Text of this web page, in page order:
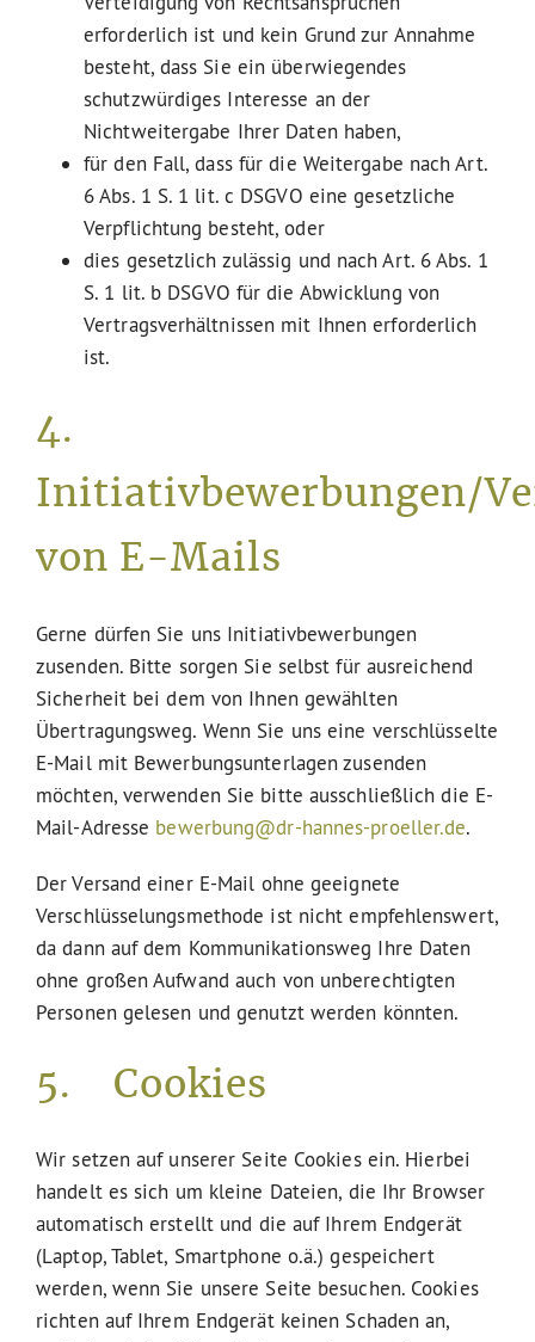
erforderlich ist und kein Grund zur Annahme
besteht, dass Sie ein überwiegendes
schutzwürdiges Interesse an der
Nichtweitergabe Ihrer Daten haben,
für den Fall, dass für die Weitergabe nach Art.
6 Abs. 1 S. 1 lit. c DSGVO eine gesetzliche
Verpflichtung besteht, oder
dies gesetzlich zulässig und nach Art. 6 Abs. 1
S. 1 lit. b DSGVO für die Abwicklung von
Vertragsverhältnissen mit Ihnen erforderlich
ist.
4.
Initiativbewerbungen/
von E-Mails
Gerne dürfen Sie uns Initiativbewerbungen
zusenden. Bitte sorgen Sie selbst für ausreichend
Sicherheit bei dem von Ihnen gewählten
Übertragungsweg. Wenn Sie uns eine verschlüsselte
E-Mail mit Bewerbungsunterlagen zusenden
möchten, verwenden Sie bitte ausschließlich die E-
Mail-Adresse bewerbung@dr-hannes-proeller.de.
Der Versand einer E-Mail ohne geeignete
Verschlüsselungsmethode ist nicht empfehlenswert,
da dann auf dem Kommunikationsweg Ihre Daten
ohne großen Aufwand auch von unberechtigten
Personen gelesen und genutzt werden könnten.
5. Cookies
Wir setzen auf unserer Seite Cookies ein. Hierbei
handelt es sich um kleine Dateien, die Ihr Browser
automatisch erstellt und die auf Ihrem Endgerät
(Laptop, Tablet, Smartphone o.ä.) gespeichert
werden, wenn Sie unsere Seite besuchen. Cookies
richten auf Ihrem Endgerät keinen Schaden an,